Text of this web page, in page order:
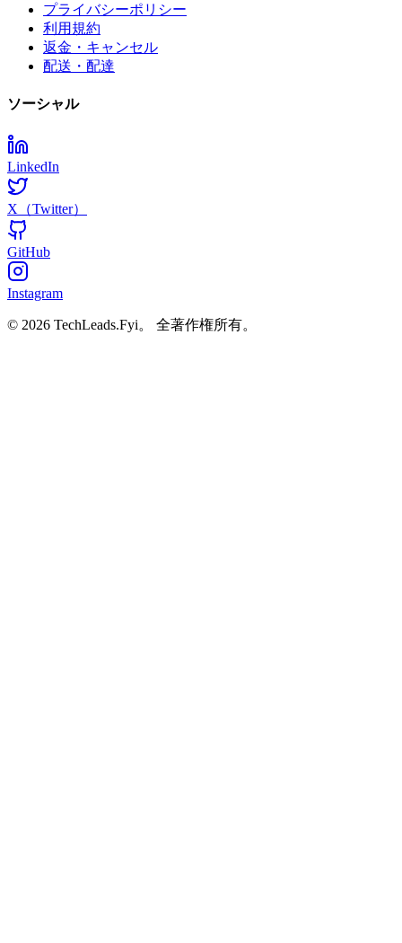
プライバシーポリシー
利用規約
返金・キャンセル
配送・配達
ソーシャル
LinkedIn
X（Twitter）
GitHub
Instagram
© 2026 TechLeads.Fyi。 全著作権所有。